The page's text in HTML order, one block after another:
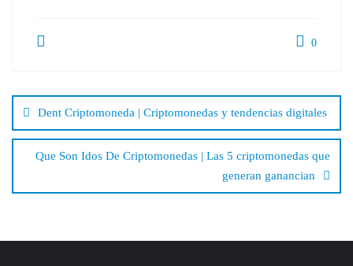
0
Dent Criptomoneda | Сriptomonedas y tendencias digitales
Que Son Idos De Criptomonedas | Las 5 criptomonedas que
generan ganancian